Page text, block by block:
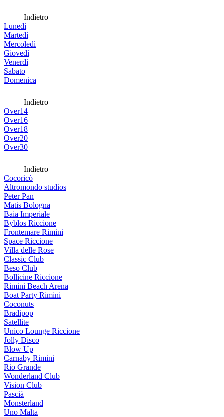
Indietro
Lunedì
Martedì
Mercoledì
Giovedì
Venerdì
Sabato
Domenica
Indietro
Over14
Over16
Over18
Over20
Over30
Indietro
Cocoricò
Altromondo studios
Peter Pan
Matis Bologna
Baia Imperiale
Byblos Riccione
Frontemare Rimini
Space Riccione
Villa delle Rose
Classic Club
Beso Club
Bollicine Riccione
Rimini Beach Arena
Boat Party Rimini
Coconuts
Bradipop
Satellite
Unico Lounge Riccione
Jolly Disco
Blow Up
Carnaby Rimini
Rio Grande
Wonderland Club
Vision Club
Pascià
Monsterland
Uno Malta